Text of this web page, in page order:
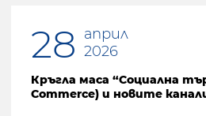
28 април
2026
Кръгла маса “Социална
Commerce) и новите